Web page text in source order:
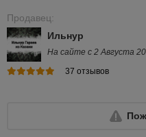
Продавец:
Ильнур
На сайте с 2 Августа
37 отзывов